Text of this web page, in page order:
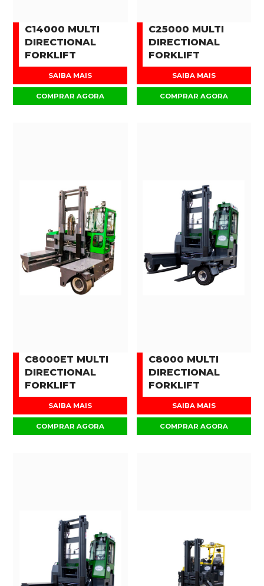
C14000 MULTI
DIRECTIONAL
FORKLIFT
SAIBA MAIS
COMPRAR AGORA
C25000 MULTI
DIRECTIONAL
FORKLIFT
SAIBA MAIS
COMPRAR AGORA
C8000ET MULTI
DIRECTIONAL
FORKLIFT
SAIBA MAIS
COMPRAR AGORA
C8000 MULTI
DIRECTIONAL
FORKLIFT
SAIBA MAIS
COMPRAR AGORA